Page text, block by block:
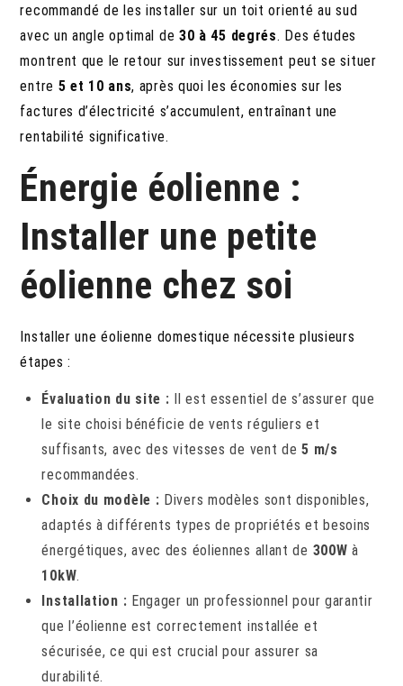
recommandé de les installer sur un toit orienté au sud
avec un angle optimal de 30 à 45 degrés. Des études
montrent que le retour sur investissement peut se situer
entre 5 et 10 ans, après quoi les économies sur les
factures d’électricité s’accumulent, entraînant une
rentabilité significative.
Énergie éolienne :
Installer une petite
éolienne chez soi
Installer une éolienne domestique nécessite plusieurs
étapes :
Évaluation du site : Il est essentiel de s’assurer que
le site choisi bénéficie de vents réguliers et
suffisants, avec des vitesses de vent de5 m/s
recommandées.
Choix du modèle : Divers modèles sont disponibles,
adaptés à différents types de propriétés et besoins
énergétiques, avec des éoliennes allant de 300W à
10kW.
Installation : Engager un professionnel pour garantir
que l’éolienne est correctement installée et
sécurisée, ce qui est crucial pour assurer sa
durabilité.